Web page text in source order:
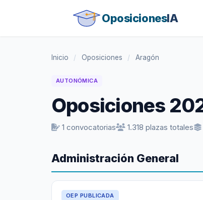
OposicionesIA
Inicio / Oposiciones / Aragón
AUTONÓMICA
Oposiciones
1 convocatorias 1.318 plazas totales
Administración General
OEP PUBLICADA